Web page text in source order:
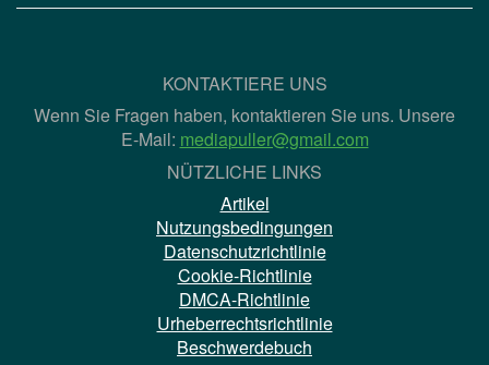
KONTAKTIERE UNS
Wenn Sie Fragen haben, kontaktieren Sie uns. Unsere
E-Mail: mediapuller@gmail.com
NÜTZLICHE LINKS
Artikel
Nutzungsbedingungen
Datenschutzrichtlinie
Cookie-Richtlinie
DMCA-Richtlinie
Urheberrechtsrichtlinie
Beschwerdebuch